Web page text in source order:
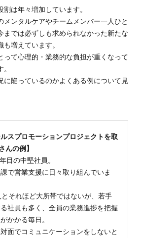
は年々増加しています。
メンタルケアやチームメンバー一人ひと
までは必ずしも求められなかった新たな
増えています。
って心理的・業務的な負担が重くなって
に陥っているのかよくある例について見
ルスプロモーションプロジェクトを取
んの例】
目の中堅社員。
で営業支援に日々取り組んでいま
それほど大所帯ではないが、若手
社員も多く、全員の業務進捗を把握
かかる毎日。
面でコミュニケーションをしないと